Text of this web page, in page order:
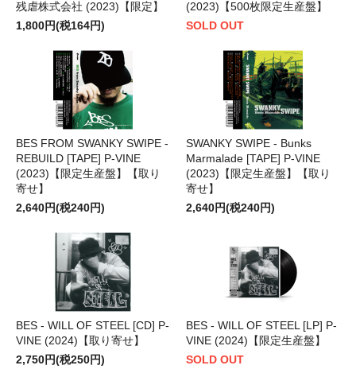
残虐株式会社 (2023)【限定】
1,800円(税164円)
(2023)【500枚限定生産盤】
SOLD OUT
BES FROM SWANKY SWIPE -
REBUILD [TAPE] P-VINE
(2023)【限定生産盤】【取り
寄せ】
2,640円(税240円)
SWANKY SWIPE - Bunks
Marmalade [TAPE] P-VINE
(2023)【限定生産盤】【取り
寄せ】
2,640円(税240円)
BES - WILL OF STEEL [CD] P-
VINE (2024)【取り寄せ】
2,750円(税250円)
BES - WILL OF STEEL [LP] P-
VINE (2024)【限定生産盤】
SOLD OUT